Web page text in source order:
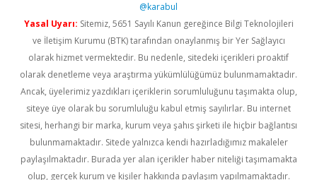
@karabul
Yasal Uyarı: Sitemiz, 5651 Sayılı Kanun gereğince Bilgi Teknolojileri
ve İletişim Kurumu (BTK) tarafından onaylanmış bir Yer Sağlayıcı
olarak hizmet vermektedir. Bu nedenle, sitedeki içerikleri proaktif
olarak denetleme veya araştırma yükümlülüğümüz bulunmamaktadır.
Ancak, üyelerimiz yazdıkları içeriklerin sorumluluğunu taşımakta olup,
siteye üye olarak bu sorumluluğu kabul etmiş sayılırlar. Bu internet
sitesi, herhangi bir marka, kurum veya şahıs şirketi ile hiçbir bağlantısı
bulunmamaktadır. Sitede yalnızca kendi hazırladığımız makaleler
paylaşılmaktadır. Burada yer alan içerikler haber niteliği taşımamakta
olup, gerçek kurum ve kişiler hakkında paylaşım yapılmamaktadır.